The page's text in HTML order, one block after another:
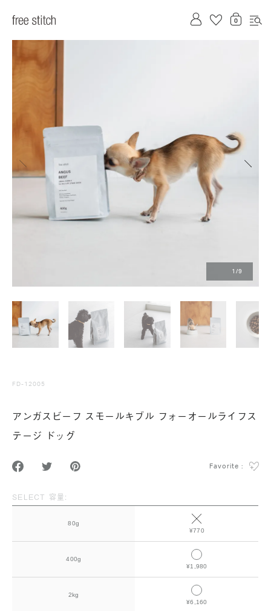
前へ 次へ
1 /9
FD-12005
アンガスビーフ スモールキブル フォーオールライフス
テージ ドッグ
Favorite :
SELECT 容量:
80g
¥770
400g
¥1,980
2kg
¥6,160